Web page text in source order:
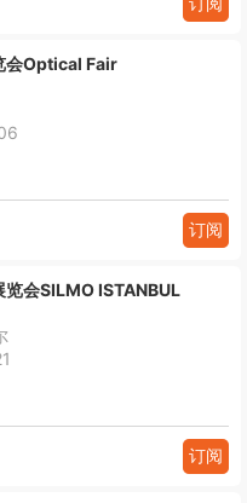
会Optical Fair
订阅
览会SILMO ISTANBUL
订阅